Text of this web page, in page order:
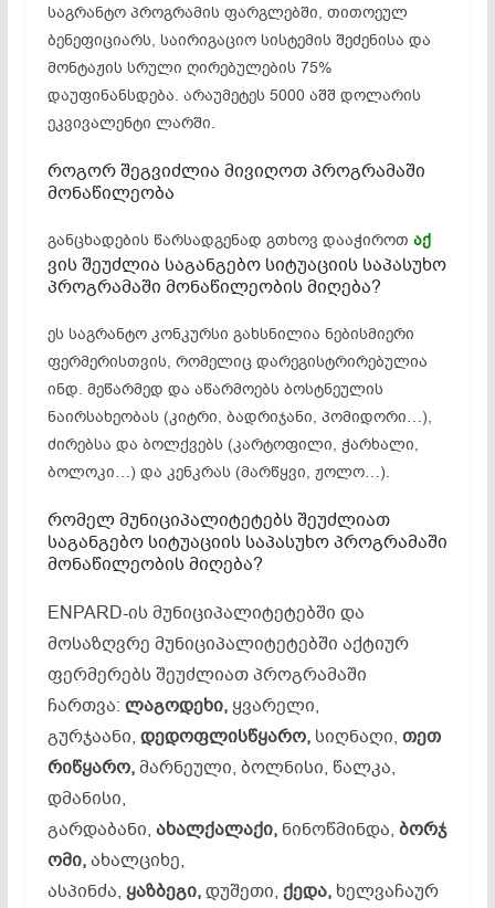
საგრანტო პროგრამის ფარგლებში, თითოეულ
ბენეფიციარს, საირიგაციო სისტემის შეძენისა და
მონტაჟის სრული ღირებულების 75%
დაუფინანსდება. არაუმეტეს 5000 აშშ დოლარის
ეკვივალენტი ლარში.
როგორ შეგვიძლია მივიღოთ პროგრამაში
მონაწილეობა
განცხადების წარსადგენად გთხოვ დააჭიროთ აქ
ვის შეუძლია საგანგებო სიტუაციის საპასუხო
პროგრამაში მონაწილეობის მიღება?
ეს საგრანტო კონკურსი გახსნილია ნებისმიერი
ფერმერისთვის, რომელიც დარეგისტრირებულია
ინდ. მეწარმედ და აწარმოებს ბოსტნეულის
ნაირსახეობას (კიტრი, ბადრიჯანი, პომიდორი…),
ძირებსა და ბოლქვებს (კარტოფილი, ჭარხალი,
ბოლოკი…) და კენკრას (მარწყვი, ჟოლო…).
რომელ მუნიციპალიტეტებს შეუძლიათ
საგანგებო სიტუაციის საპასუხო პროგრამაში
მონაწილეობის მიღება?
ENPARD-ის მუნიციპალიტეტებში და
მოსაზღვრე მუნიციპალიტეტებში აქტიურ
ფერმერებს შეუძლიათ პროგრამაში
ჩართვა: ლაგოდეხი,ყვარელი,
გურჯაანი, დედოფლისწყარო,სიღნაღი, თეთ
რიწყარო,მარნეული, ბოლნისი, წალკა,
დმანისი,
გარდაბანი, ახალქალაქი,ნინოწმინდა, ბორჯ
ომი,ახალციხე,
ასპინძა, ყაზბეგი,დუშეთი, ქედა,ხელვაჩაურ